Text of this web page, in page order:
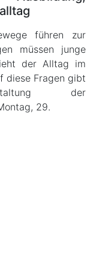
führen zur
müssen junge
der Alltag im
diese Fragen gibt
der
29.